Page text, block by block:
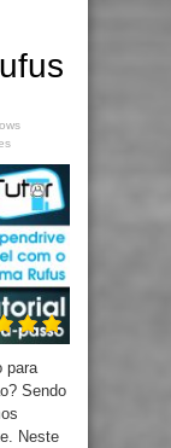
para
Sendo
Neste